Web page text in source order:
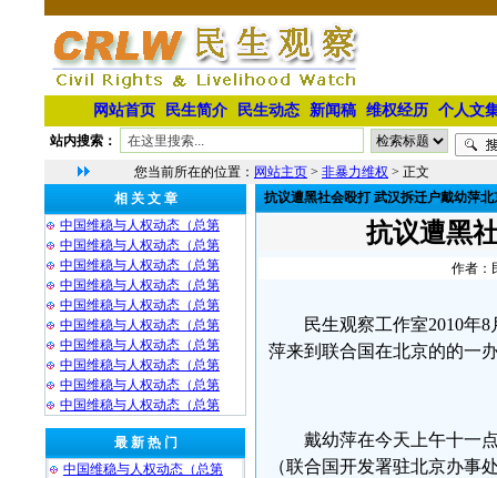
网站首页 民生简介 民生动态 新闻稿 维权经历 个人文
站内搜索：
您当前所在的位置： 网站主页 > 非暴力维权 > 正文
相 关 文 章
中国维稳与人权动态（总第
中国维稳与人权动态（总第
中国维稳与人权动态（总第
中国维稳与人权动态（总第
中国维稳与人权动态（总第
中国维稳与人权动态（总第
中国维稳与人权动态（总第
中国维稳与人权动态（总第
中国维稳与人权动态（总第
中国维稳与人权动态（总第
最 新 热 门
中国维稳与人权动态（总第
抗议遭黑社会殴打 武汉拆迁户戴幼萍北
抗议遭黑
作者：
民生观察工作室2010年
萍来到联合国在北京的的一
戴幼萍在今天上午十一
（联合国开发署驻北京办事